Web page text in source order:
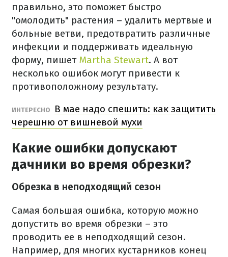
правильно, это поможет быстро
"омолодить" растения – удалить мертвые и
больные ветви, предотвратить различные
инфекции и поддерживать идеальную
форму, пишет Martha Stewart. А вот
несколько ошибок могут привести к
противоположному результату.
ИНТЕРЕСНО
В мае надо спешить: как защитить
черешню от вишневой мухи
Какие ошибки допускают
дачники во время обрезки?
Обрезка в неподходящий сезон
Самая большая ошибка, которую можно
допустить во время обрезки – это
проводить ее в неподходящий сезон.
Например, для многих кустарников конец